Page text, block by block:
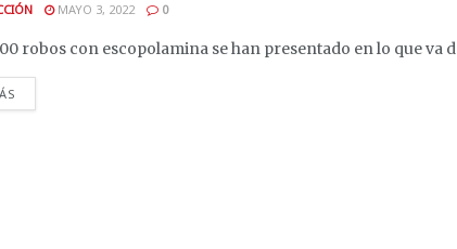
MAYO 3, 2022 0
robos con escopolamina se han presentado en lo que va